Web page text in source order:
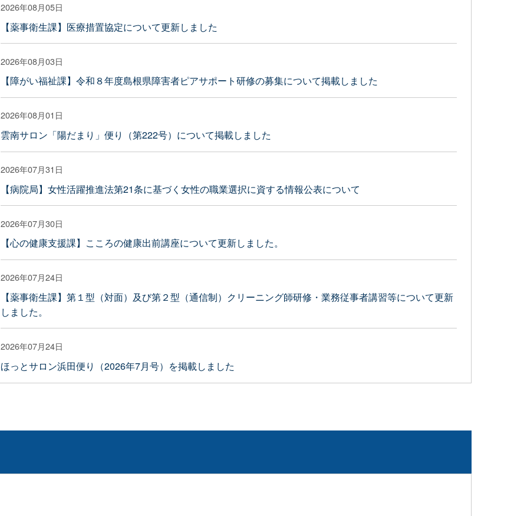
2026年08月05日
【薬事衛生課】医療措置協定について更新しました
2026年08月03日
【障がい福祉課】令和８年度島根県障害者ピアサポート研修の募集について掲載しました
2026年08月01日
雲南サロン「陽だまり」便り（第222号）について掲載しました
2026年07月31日
【病院局】女性活躍推進法第21条に基づく女性の職業選択に資する情報公表について
2026年07月30日
【心の健康支援課】こころの健康出前講座について更新しました。
2026年07月24日
【薬事衛生課】第１型（対面）及び第２型（通信制）クリーニング師研修・業務従事者講習等について更新
しました。
2026年07月24日
ほっとサロン浜田便り（2026年7月号）を掲載しました